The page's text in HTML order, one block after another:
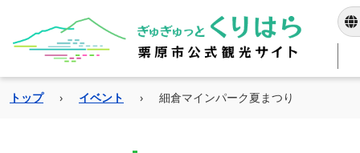
トップ › イベント › 細倉マインパーク夏まつり